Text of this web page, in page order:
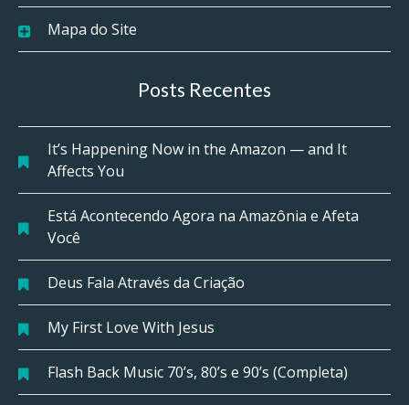
Mapa do Site
Posts Recentes
It’s Happening Now in the Amazon — and It
Affects You
Está Acontecendo Agora na Amazônia e Afeta
Você
Deus Fala Através da Criação
My First Love With Jesus
Flash Back Music 70’s, 80’s e 90’s (Completa)